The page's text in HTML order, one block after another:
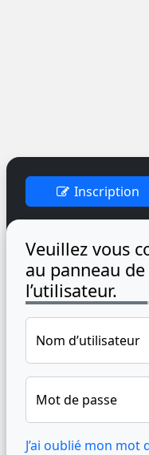
Inscription
Veuillez vous
au panneau
l’utilisateur.
Nom d’utilisateur
Mot de passe
J’ai oublié mon mot